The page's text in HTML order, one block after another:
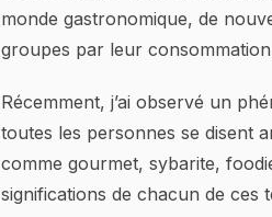
monde gastronomique, de
groupes par leur
Récemment, j’ai observé un
toutes les personnes se disent
comme gourmet, sybarite,
significations de chacun de ces